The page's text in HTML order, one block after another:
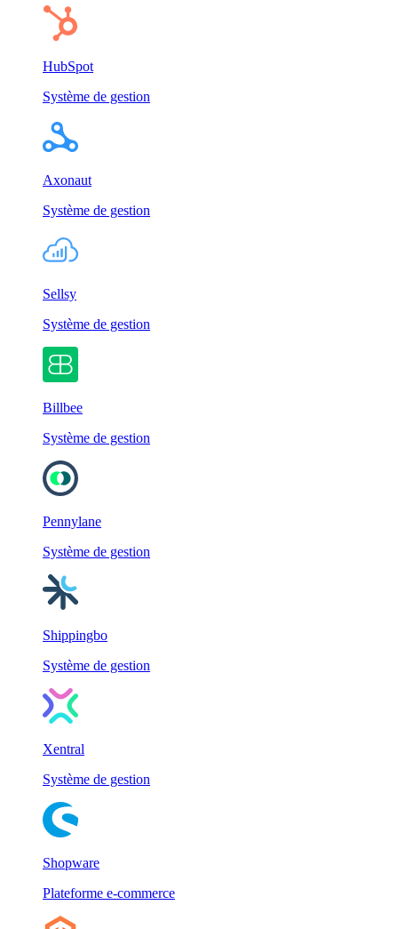
HubSpot
Système de gestion
Axonaut
Système de gestion
Sellsy
Système de gestion
Billbee
Système de gestion
Pennylane
Système de gestion
Shippingbo
Système de gestion
Xentral
Système de gestion
Shopware
Plateforme e-commerce